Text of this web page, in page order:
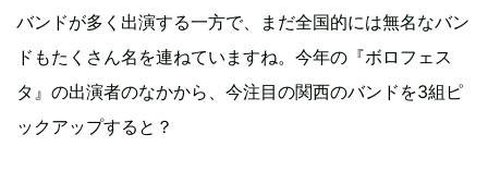
バンドが多く出演する一方で、まだ全国的には無名なバン
ドもたくさん名を連ねていますね。今年の『ボロフェス
タ』の出演者のなかから、今注目の関西のバンドを3組ピ
ックアップすると？